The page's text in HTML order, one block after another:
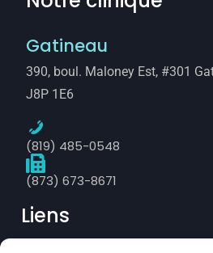
Gatineau
390, boul. Maloney Est, #301
J8P 1E6
(819) 485-0548
(873) 673-8671
Liens